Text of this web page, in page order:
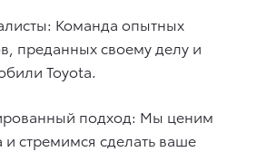
Команда опытных
преданных своему делу и
Toyota.
подход: Мы ценим
и стремимся сделать ваше